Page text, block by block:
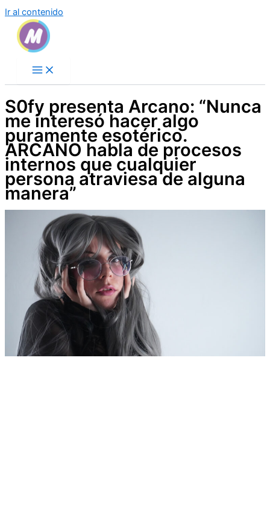
Ir al contenido
S0fy presenta Arcano: “Nunca
me interesó hacer algo
puramente esotérico.
ARCANO habla de procesos
internos que cualquier
persona atraviesa de alguna
manera”